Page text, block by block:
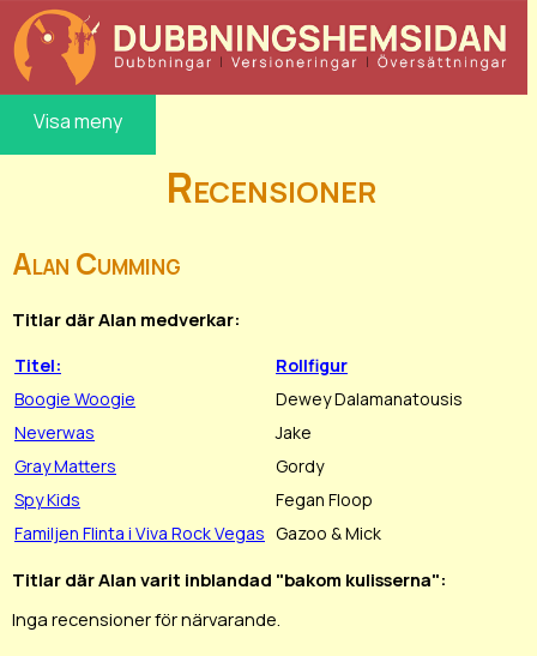
Visa meny
Recensioner
Alan Cumming
Titlar där Alan medverkar:
Titel:
Rollfigur
Boogie Woogie
Dewey Dalamanatousis
Neverwas
Jake
Gray Matters
Gordy
Spy Kids
Fegan Floop
Familjen Flinta i Viva Rock Vegas Gazoo & Mick
Titlar där Alan varit inblandad "bakom kulisserna":
Inga recensioner för närvarande.